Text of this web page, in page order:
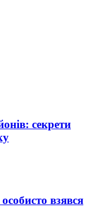
секрети
взявся